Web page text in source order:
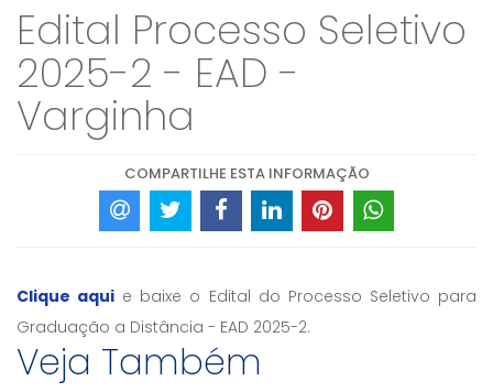
Edital Processo Seletivo
2025-2 - EAD -
Varginha
COMPARTILHE ESTA INFORMAÇÃO
Clique aqui e baixe o Edital do Processo Seletivo para
Graduação a Distância - EAD 2025-2.
Veja Também